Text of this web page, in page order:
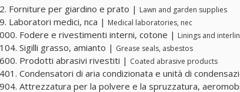
Forniture per giardino e prato | Lawn and garden supplies
Laboratori medici, nca | Medical laboratories, nec
Fodere e rivestimenti interni, cotone | Linings and
Sigilli grasso, amianto | Grease seals, asbestos
Prodotti abrasivi rivestiti | Coated abrasive products
Condensatori di aria condizionata e unità di
Attrezzatura per la polvere e la spruzzatura,